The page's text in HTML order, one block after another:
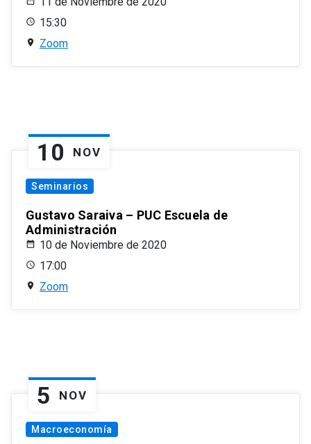
15:30
Zoom
10 NOV
Seminarios
Gustavo Saraiva – PUC Escuela de
Administración
10 de Noviembre de 2020
17:00
Zoom
5 NOV
Macroeconomía